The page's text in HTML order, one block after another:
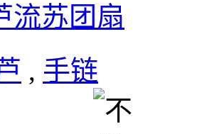
流苏团扇
, 手链